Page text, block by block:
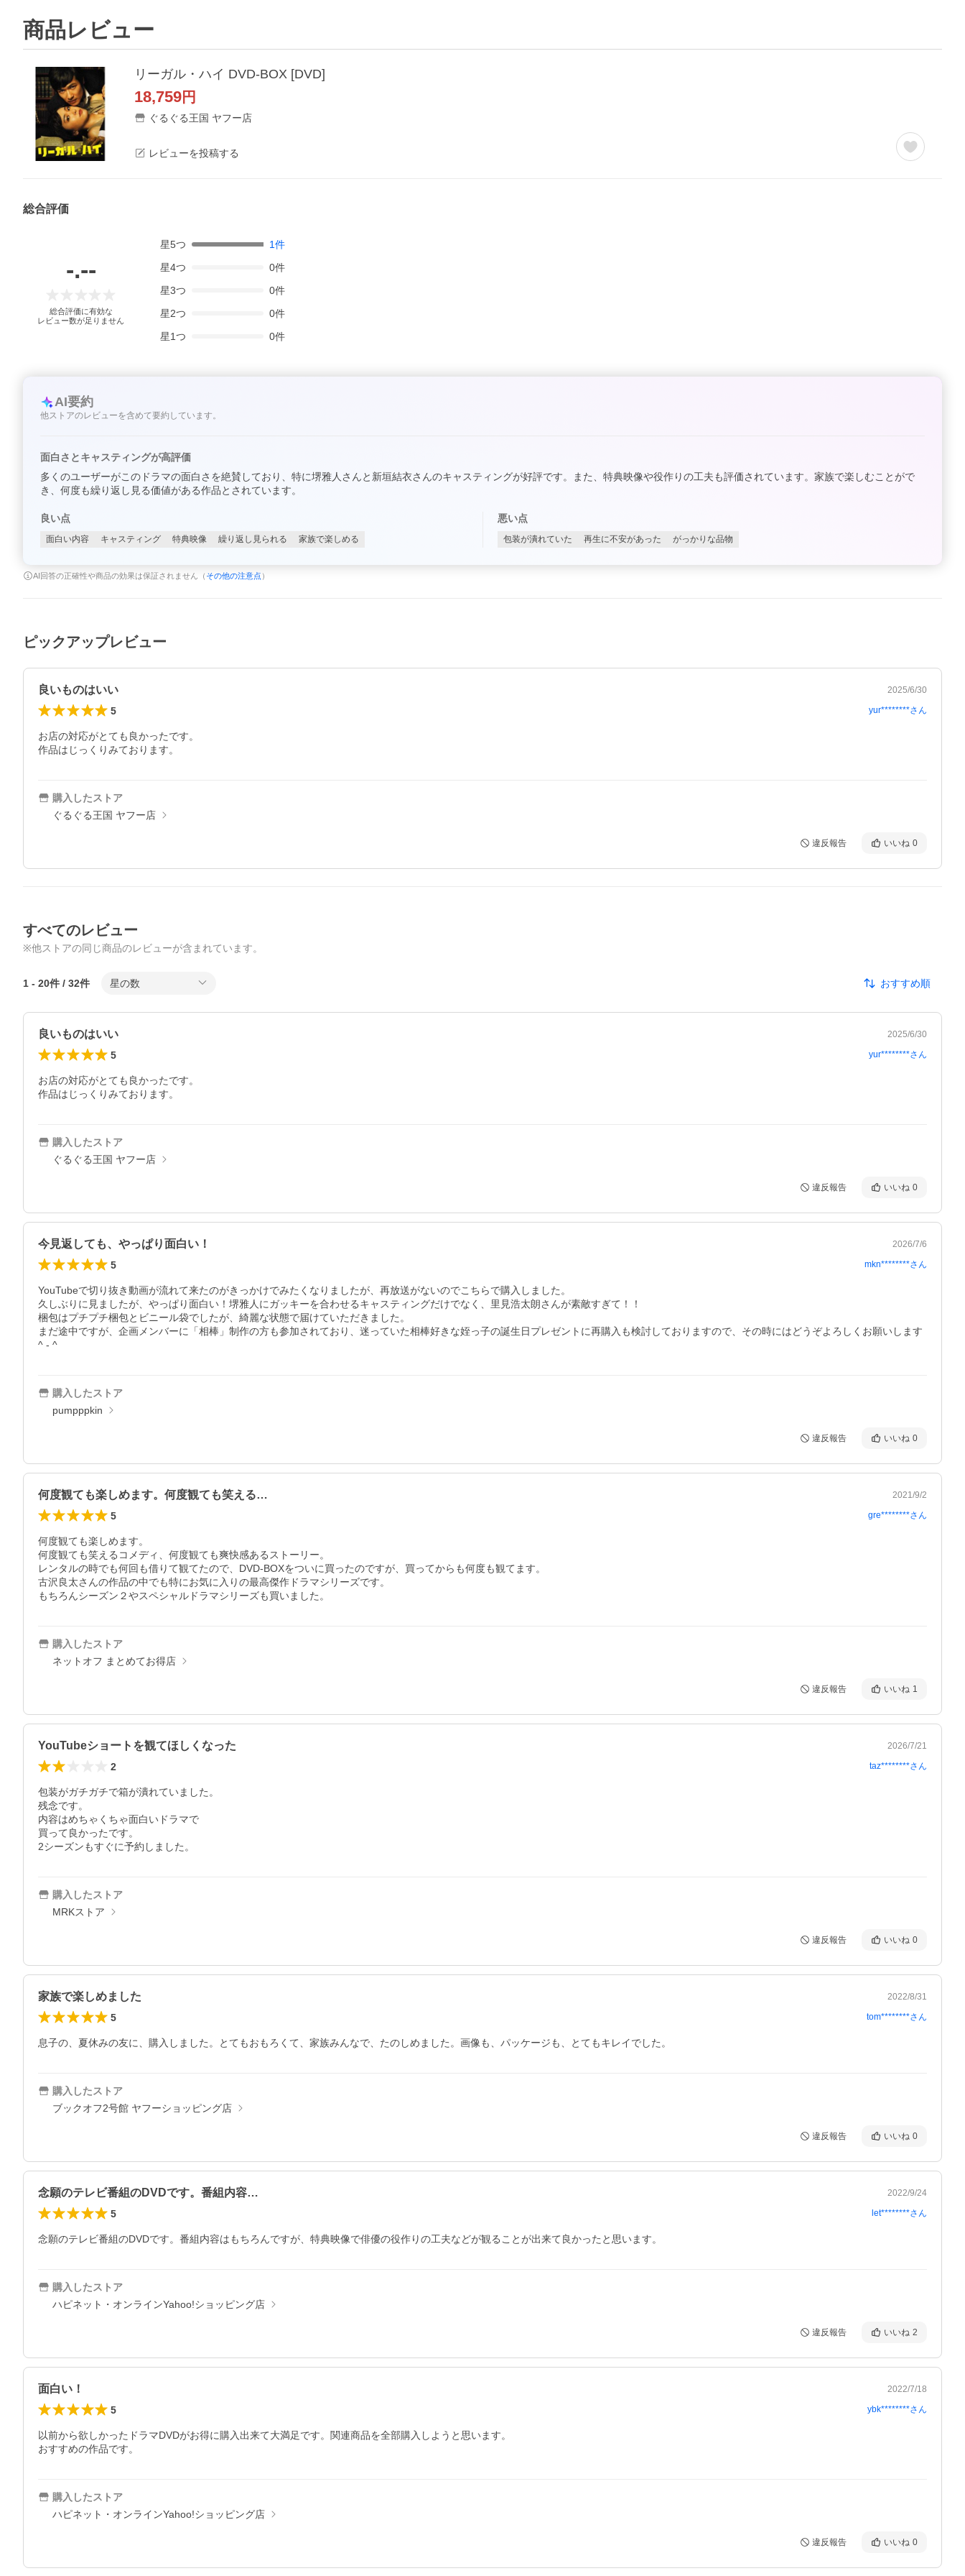
商品レビュー
リーガル・ハイ DVD-BOX [DVD]
18,759円
ぐるぐる王国 ヤフー店
レビューを投稿する
総合評価
-.--
総合評価に有効な
レビュー数が足りません
星5つ 1件
星4つ 0件
星3つ 0件
星2つ 0件
星1つ 0件
AI要約
他ストアのレビューを含めて要約しています。
面白さとキャスティングが高評価
多くのユーザーがこのドラマの面白さを絶賛しており、特に堺雅人さんと新垣結衣さんのキャスティングが好評です。また、特典映像や役作りの工夫も評価されています。家族で楽しむことがで
き、何度も繰り返し見る価値がある作品とされています。
良い点
面白い内容 キャスティング 特典映像 繰り返し見られる 家族で楽しめる
悪い点
包装が潰れていた 再生に不安があった がっかりな品物
AI回答の正確性や商品の効果は保証されません（ その他の注意点 ）
ピックアップレビュー
良いものはいい 2025/6/30
5 yur********さん
お店の対応がとても良かったです。
作品はじっくりみております。
購入したストア
ぐるぐる王国 ヤフー店
違反報告 いいね 0
すべてのレビュー
※他ストアの同じ商品のレビューが含まれています。
1 - 20件 / 32件 星の数 おすすめ順
良いものはいい 2025/6/30
5 yur********さん
お店の対応がとても良かったです。
作品はじっくりみております。
購入したストア
ぐるぐる王国 ヤフー店
違反報告 いいね 0
今見返しても、やっぱり面白い！ 2026/7/6
5 mkn********さん
YouTubeで切り抜き動画が流れて来たのがきっかけでみたくなりましたが、再放送がないのでこちらで購入しました。
久しぶりに見ましたが、やっぱり面白い！堺雅人にガッキーを合わせるキャスティングだけでなく、里見浩太朗さんが素敵すぎて！！
梱包はプチプチ梱包とビニール袋でしたが、綺麗な状態で届けていただきました。
まだ途中ですが、企画メンバーに「相棒」制作の方も参加されており、迷っていた相棒好きな姪っ子の誕生日プレゼントに再購入も検討しておりますので、その時にはどうぞよろしくお願いします
^ - ^
購入したストア
pumpppkin
違反報告 いいね 0
何度観ても楽しめます。何度観ても笑える… 2021/9/2
5 gre********さん
何度観ても楽しめます。
何度観ても笑えるコメディ、何度観ても爽快感あるストーリー。
レンタルの時でも何回も借りて観てたので、DVD-BOXをついに買ったのですが、買ってからも何度も観てます。
古沢良太さんの作品の中でも特にお気に入りの最高傑作ドラマシリーズです。
もちろんシーズン２やスペシャルドラマシリーズも買いました。
購入したストア
ネットオフ まとめてお得店
違反報告 いいね 1
YouTubeショートを観てほしくなった 2026/7/21
2 taz********さん
包装がガチガチで箱が潰れていました。
残念です。
内容はめちゃくちゃ面白いドラマで
買って良かったです。
2シーズンもすぐに予約しました。
購入したストア
MRKストア
違反報告 いいね 0
家族で楽しめました 2022/8/31
5 tom********さん
息子の、夏休みの友に、購入しました。とてもおもろくて、家族みんなで、たのしめました。画像も、パッケージも、とてもキレイでした。
購入したストア
ブックオフ2号館 ヤフーショッピング店
違反報告 いいね 0
念願のテレビ番組のDVDです。番組内容… 2022/9/24
5 let********さん
念願のテレビ番組のDVDです。番組内容はもちろんですが、特典映像で俳優の役作りの工夫などが観ることが出来て良かったと思います。
購入したストア
ハピネット・オンラインYahoo!ショッピング店
違反報告 いいね 2
面白い！ 2022/7/18
5 ybk********さん
以前から欲しかったドラマDVDがお得に購入出来て大満足です。関連商品を全部購入しようと思います。
おすすめの作品です。
購入したストア
ハピネット・オンラインYahoo!ショッピング店
違反報告 いいね 0